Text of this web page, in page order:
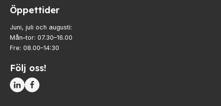
Öppettider
Juni, juli och augusti:
Mån–tor: 07.30–16.00
Fre: 08.00–14:30
Följ oss!